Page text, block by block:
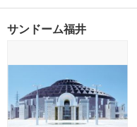
サンドーム福井